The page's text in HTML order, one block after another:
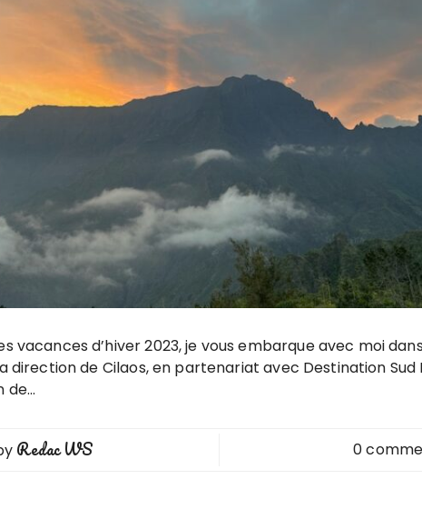
vacances d’hiver 2023, je vous embarque avec moi
direction de Cilaos, en partenariat avec Destination Sud
de…
Redac WS 0